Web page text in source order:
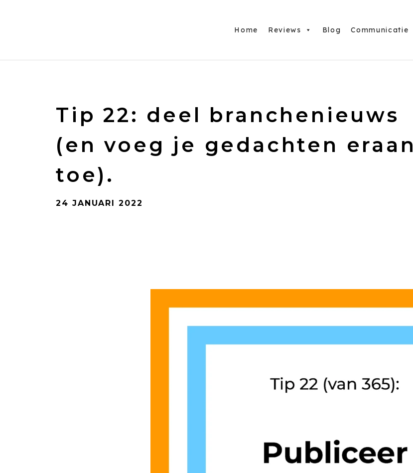
Home Blog Communicatie
Reviews
Tip 22: deel branchenieuws
(en voeg je gedachten eraan
toe).
24 JANUARI 2022